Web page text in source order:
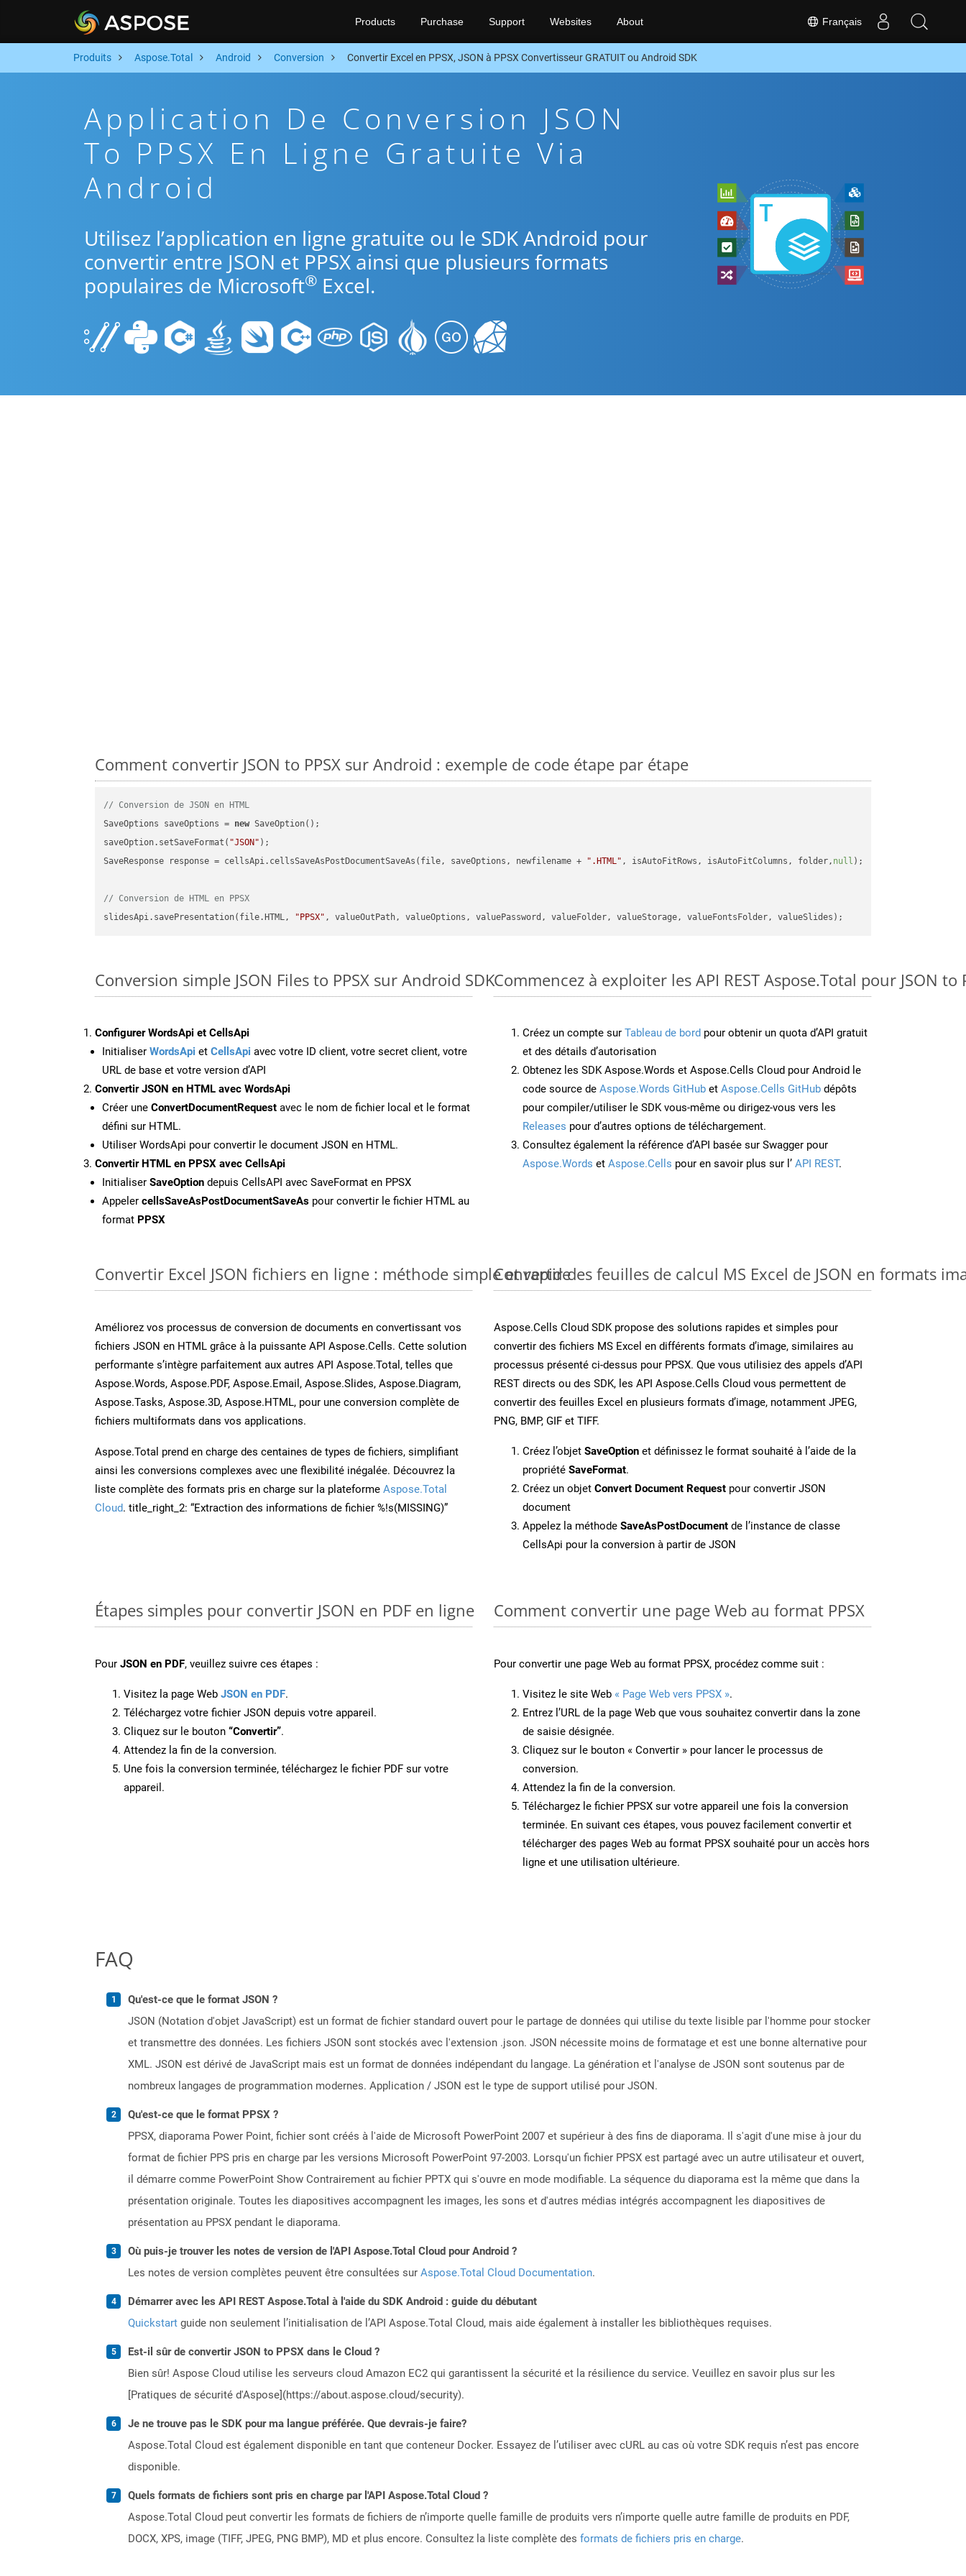
Français
Products Purchase Support Websites About
Produits Aspose.Total Android Conversion Convertir Excel en PPSX, JSON à PPSX Convertisseur GRATUIT ou Android SDK
Application De Conversion JSON
To PPSX En Ligne Gratuite Via
Android
Utilisez l’application en ligne gratuite ou le SDK Android pour
convertir entre JSON et PPSX ainsi que plusieurs formats
populaires de Microsoft® Excel.
Comment convertir JSON to PPSX sur Android : exemple de code étape par étape
// Conversion de JSON en HTML
SaveOptions saveOptions = new SaveOption();
saveOption.setSaveFormat( "JSON" );
SaveResponse response = cellsApi.cellsSaveAsPostDocumentSaveAs(file, saveOptions, newfilename +
".HTML" , isAutoFitRows, isAutoFitColumns, folder, null );
// Conversion de HTML en PPSX
slidesApi.savePresentation(file.HTML,
"PPSX"
Conversion simple JSON Files to PPSX sur Android SDK
Configurer WordsApi et CellsApi
Initialiser WordsApi et CellsApi avec votre ID client, votre secret client, votre
URL de base et votre version d’API
Convertir JSON en HTML avec WordsApi
Créer une ConvertDocumentRequest avec le nom de fichier local et le format
défini sur HTML.
Utiliser WordsApi pour convertir le document JSON en HTML.
Convertir HTML en PPSX avec CellsApi
Initialiser SaveOption depuis CellsAPI avec SaveFormat en PPSX
Appeler cellsSaveAsPostDocumentSaveAs pour convertir le fichier HTML au
format PPSX
Commencez à exploiter les API REST Aspose.Total pour JSON to
Créez un compte sur Tableau de bord pour obtenir un quota d’API gratuit
et des détails d’autorisation
Obtenez les SDK Aspose.Words et Aspose.Cells Cloud pour Android le
code source de Aspose.Words GitHub et Aspose.Cells GitHub dépôts
pour compiler/utiliser le SDK vous-même ou dirigez-vous vers les
Releases pour d’autres options de téléchargement.
Consultez également la référence d’API basée sur Swagger pour
Aspose.Words et Aspose.Cells pour en savoir plus sur l’ API REST.
Convertir Excel JSON fichiers en ligne : méthode simple et rapide
Améliorez vos processus de conversion de documents en convertissant vos
fichiers JSON en HTML grâce à la puissante API Aspose.Cells. Cette solution
performante s’intègre parfaitement aux autres API Aspose.Total, telles que
Aspose.Words, Aspose.PDF, Aspose.Email, Aspose.Slides, Aspose.Diagram,
Aspose.Tasks, Aspose.3D, Aspose.HTML, pour une conversion complète de
fichiers multiformats dans vos applications.
Aspose.Total prend en charge des centaines de types de fichiers, simplifiant
ainsi les conversions complexes avec une flexibilité inégalée. Découvrez la
liste complète des formats pris en charge sur la plateforme Aspose.Total
Cloud. title_right_2: “Extraction des informations de fichier %!s(MISSING)”
Convertir des feuilles de calcul MS Excel de JSON en formats
Aspose.Cells Cloud SDK propose des solutions rapides et simples pour
convertir des fichiers MS Excel en différents formats d’image, similaires au
processus présenté ci-dessus pour PPSX. Que vous utilisiez des appels d’API
REST directs ou des SDK, les API Aspose.Cells Cloud vous permettent de
convertir des feuilles Excel en plusieurs formats d’image, notamment JPEG,
PNG, BMP, GIF et TIFF.
Créez l’objet SaveOption et définissez le format souhaité à l’aide de la
propriété SaveFormat.
Créez un objet Convert Document Request pour convertir JSON
document
Appelez la méthode SaveAsPostDocument de l’instance de classe
CellsApi pour la conversion à partir de JSON
Étapes simples pour convertir JSON en PDF en ligne
Pour JSON en PDF, veuillez suivre ces étapes :
Visitez la page Web JSON en PDF.
Téléchargez votre fichier JSON depuis votre appareil.
Cliquez sur le bouton “Convertir”.
Attendez la fin de la conversion.
Une fois la conversion terminée, téléchargez le fichier PDF sur votre
appareil.
Comment convertir une page Web au format PPSX
Pour convertir une page Web au format PPSX, procédez comme suit :
Visitez le site Web « Page Web vers PPSX ».
Entrez l’URL de la page Web que vous souhaitez convertir dans la zone
de saisie désignée.
Cliquez sur le bouton « Convertir » pour lancer le processus de
conversion.
Attendez la fin de la conversion.
Téléchargez le fichier PPSX sur votre appareil une fois la conversion
terminée. En suivant ces étapes, vous pouvez facilement convertir et
télécharger des pages Web au format PPSX souhaité pour un accès hors
ligne et une utilisation ultérieure.
FAQ
Qu'est-ce que le format JSON ?
JSON (Notation d'objet JavaScript) est un format de fichier standard ouvert pour le partage de données qui utilise du texte lisible par l'homme pour stocker
et transmettre des données. Les fichiers JSON sont stockés avec l'extension .json. JSON nécessite moins de formatage et est une bonne alternative pour
XML. JSON est dérivé de JavaScript mais est un format de données indépendant du langage. La génération et l'analyse de JSON sont soutenus par de
nombreux langages de programmation modernes. Application / JSON est le type de support utilisé pour JSON.
Qu'est-ce que le format PPSX ?
PPSX, diaporama Power Point, fichier sont créés à l'aide de Microsoft PowerPoint 2007 et supérieur à des fins de diaporama. Il s'agit d'une mise à jour du
format de fichier PPS pris en charge par les versions Microsoft PowerPoint 97-2003. Lorsqu'un fichier PPSX est partagé avec un autre utilisateur et ouvert,
il démarre comme PowerPoint Show Contrairement au fichier PPTX qui s'ouvre en mode modifiable. La séquence du diaporama est la même que dans la
présentation originale. Toutes les diapositives accompagnent les images, les sons et d'autres médias intégrés accompagnent les diapositives de
présentation au PPSX pendant le diaporama.
Où puis-je trouver les notes de version de l'API Aspose.Total Cloud pour Android ?
Les notes de version complètes peuvent être consultées sur Aspose.Total Cloud Documentation.
Démarrer avec les API REST Aspose.Total à l'aide du SDK Android : guide du débutant
Quickstart guide non seulement l’initialisation de l’API Aspose.Total Cloud, mais aide également à installer les bibliothèques requises.
Est-il sûr de convertir JSON to PPSX dans le Cloud ?
Bien sûr! Aspose Cloud utilise les serveurs cloud Amazon EC2 qui garantissent la sécurité et la résilience du service. Veuillez en savoir plus sur les
[Pratiques de sécurité d'Aspose](https://about.aspose.cloud/security).
Je ne trouve pas le SDK pour ma langue préférée. Que devrais-je faire?
Aspose.Total Cloud est également disponible en tant que conteneur Docker. Essayez de l’utiliser avec cURL au cas où votre SDK requis n’est pas encore
disponible.
Quels formats de fichiers sont pris en charge par l'API Aspose.Total Cloud ?
Aspose.Total Cloud peut convertir les formats de fichiers de n’importe quelle famille de produits vers n’importe quelle autre famille de produits en PDF,
DOCX, XPS, image (TIFF, JPEG, PNG BMP), MD et plus encore. Consultez la liste complète des formats de fichiers pris en charge.